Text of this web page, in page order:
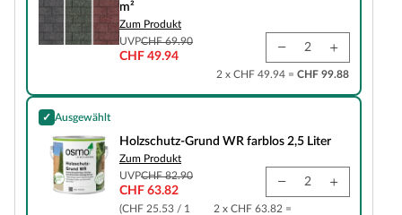
m²
Zum Produkt
UVPCHF 69.90
CHF 49.94
2 x CHF 49.94 = CHF 99.88
✓ Ausgewählt
Holzschutz-Grund WR farblos 2,5 Liter
Holzschutz-Grund WR farblos 2,5 Liter
Zum Produkt
UVPCHF 82.90
CHF 63.82
(CHF 25.53 / 1
2 x CHF 63.82 =